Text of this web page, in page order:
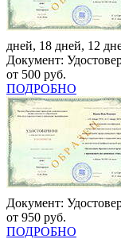
дней, 18 дней, 12
Документ:
от 500 руб.
ПОДРОБНО
Документ:
от 950 руб.
ПОДРОБНО